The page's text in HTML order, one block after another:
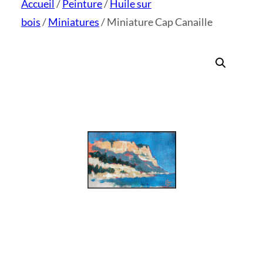
Accueil/Peinture/Huile sur
bois/Miniatures/ Miniature Cap Canaille